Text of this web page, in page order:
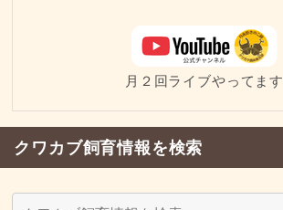
月２回ライブやってます
クワカブ飼育情報を検索